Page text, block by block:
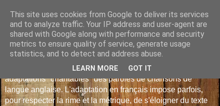
Les Monophonies de
Polyphrène
Versions françaises inédites : déjà plus de 510 traductions -
adaptations "chantables" des paroles de chansons de
langue anglaise. L'adaptation en français impose parfois,
pour respecter la rime et la métrique, de s'éloigner du texte
This site uses cookies from Google to deliver its services
and to analyze traffic. Your IP address and user-agent are
shared with Google along with performance and security
metrics to ensure quality of service, generate usage
statistics, and to detect and address abuse.
LEARN MORE GOT IT